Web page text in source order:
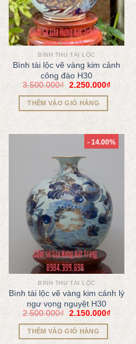
BÌNH THU TÀI LỘC
Bình tài lộc vẽ vàng kim cảnh
công đào H30
3.500.000₫ 2.250.000₫
THÊM VÀO GIỎ HÀNG
- 14.00%
BÌNH THU TÀI LỘC
Bình tài lộc vẽ vàng kim cảnh lý
ngư vọng nguyệt H30
2.500.000₫ 2.150.000₫
THÊM VÀO GIỎ HÀNG